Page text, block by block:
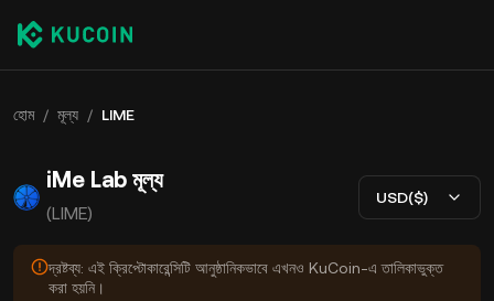
হোম / মূল্য / LIME
iMe Lab মূল্য
(LIME)
USD($)
দ্রষ্টব্য: এই ক্রিপ্টোকারেন্সিটি আনুষ্ঠানিকভাবে এখনও KuCoin-এ তালিকাভুক্ত
করা হয়নি।